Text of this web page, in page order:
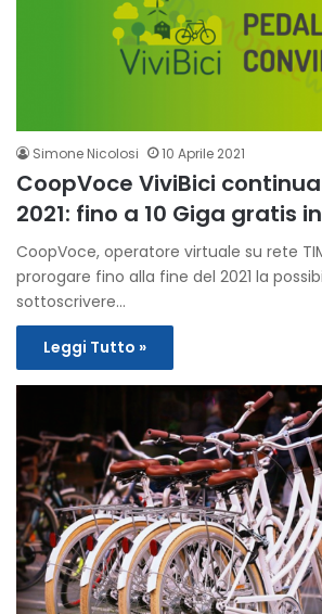
Simone Nicolosi 10 Aprile 2021
CoopVoce ViviBici
2021: fino a 10 Giga gratis
CoopVoce, operatore virtuale su rete
prorogare fino alla fine del 2021 la
sottoscrivere…
Leggi Tutto »